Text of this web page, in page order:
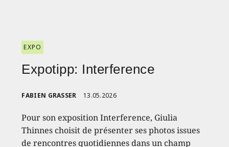
EXPO
Expotipp: Interference
FABIEN GRASSER 13.05.2026
Pour son exposition Interference, Giulia
Thinnes choisit de présenter ses photos issues
de rencontres quotidiennes dans un champ